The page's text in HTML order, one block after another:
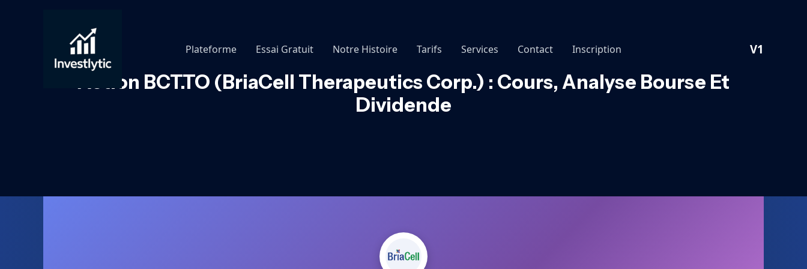
Plateforme
Essai Gratuit Notre Histoire Tarifs Services Contact Inscription V1
Action BCT.TO (BriaCell Therapeutics Corp.) : Cours, Analyse Bourse Et
Dividende